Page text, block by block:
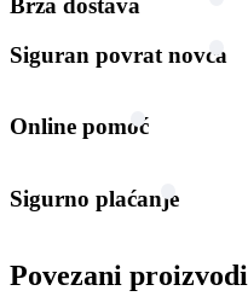
Brza dostava
Siguran povrat novca
Online pomoć
Sigurno plaćanje
Povezani proizvodi